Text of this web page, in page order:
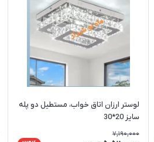
لوستر ارزان اتاق خواب، مستطیل دو پله
سایز 20*30
7,190,000